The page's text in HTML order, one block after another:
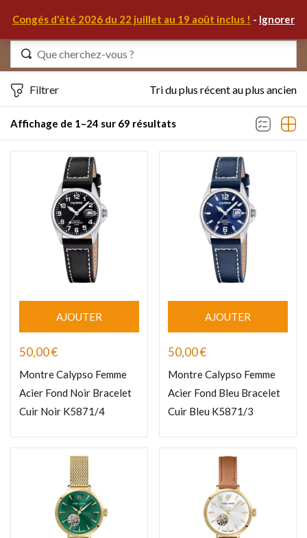
Congés d'été 2026 du 22 juillet au 19 août inclus ! - Ignorer
Affichage de 1–24 sur 69 résultats
Filtrer Tri du plus récent au plus ancien
AJOUTER
50,00€
Montre Calypso Femme
Acier Fond Noir Bracelet
Cuir Noir K5871/4
AJOUTER
50,00€
Montre Calypso Femme
Acier Fond Bleu Bracelet
Cuir Bleu K5871/3
Identifiez-vous
Se souvenir de moi Mot de passe oublié ?